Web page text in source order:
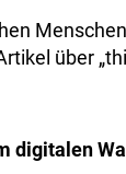
über
digitalen